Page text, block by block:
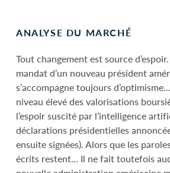
ANALYSE DU MARCHÉ
Tout changement est source
mandat d’un nouveau président
s’accompagne toujours
niveau élevé des valorisations
l’espoir suscité par l’intelligence
déclarations présidentielles
ensuite signées). Alors que les
écrits restent… Il ne fait toutefois